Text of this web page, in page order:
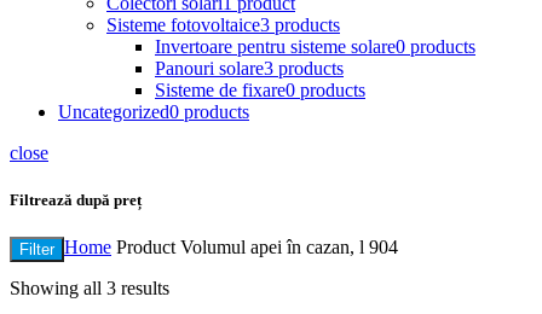
Sisteme fotovoltaice3 products
Invertoare pentru sisteme solare0 products
Panouri solare3 products
Sisteme de fixare0 products
Uncategorized0 products
close
Filtrează după preț
Filter Home Product Volumul apei în cazan, l 904
Showing all 3 results